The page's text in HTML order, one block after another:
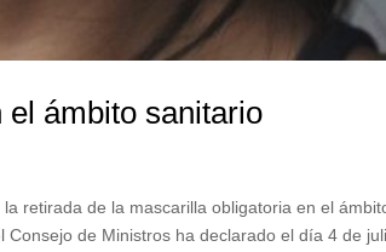
ámbito sanitario
retirada de la mascarilla obligatoria en el
de Ministros ha declarado el día 4 de